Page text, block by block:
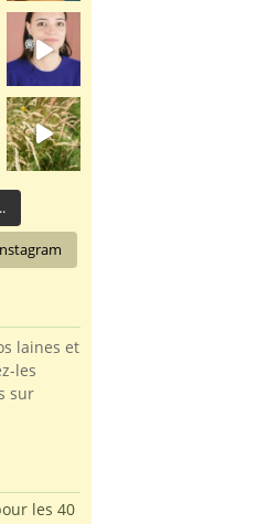
laines et
les
sur
les 40